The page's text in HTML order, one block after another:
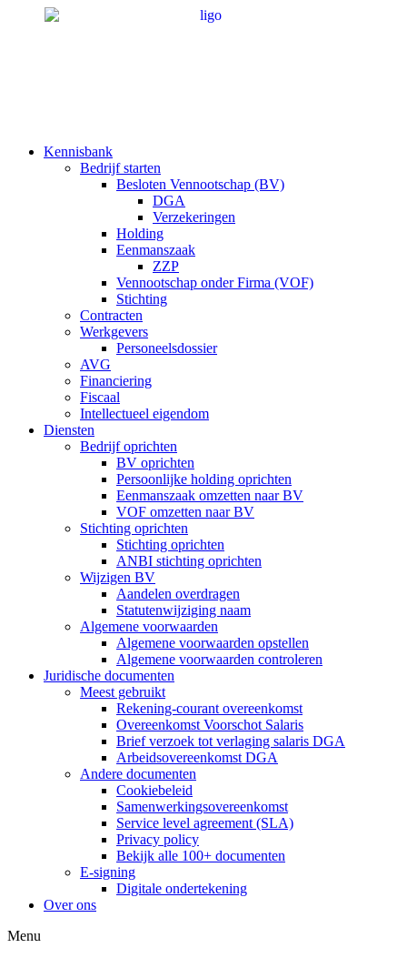
Kennisbank
Bedrijf starten
Besloten Vennootschap (BV)
DGA
Verzekeringen
Holding
Eenmanszaak
ZZP
Vennootschap onder Firma (VOF)
Stichting
Contracten
Werkgevers
Personeelsdossier
AVG
Financiering
Fiscaal
Intellectueel eigendom
Diensten
Bedrijf oprichten
BV oprichten
Persoonlijke holding oprichten
Eenmanszaak omzetten naar BV
VOF omzetten naar BV
Stichting oprichten
Stichting oprichten
ANBI stichting oprichten
Wijzigen BV
Aandelen overdragen
Statutenwijziging naam
Algemene voorwaarden
Algemene voorwaarden opstellen
Algemene voorwaarden controleren
Juridische documenten
Meest gebruikt
Rekening-courant overeenkomst
Overeenkomst Voorschot Salaris
Brief verzoek tot verlaging salaris DGA
Arbeidsovereenkomst DGA
Andere documenten
Cookiebeleid
Samenwerkingsovereenkomst
Service level agreement (SLA)
Privacy policy
Bekijk alle 100+ documenten
E-signing
Digitale ondertekening
Over ons
Menu